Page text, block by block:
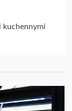
kuchennymi